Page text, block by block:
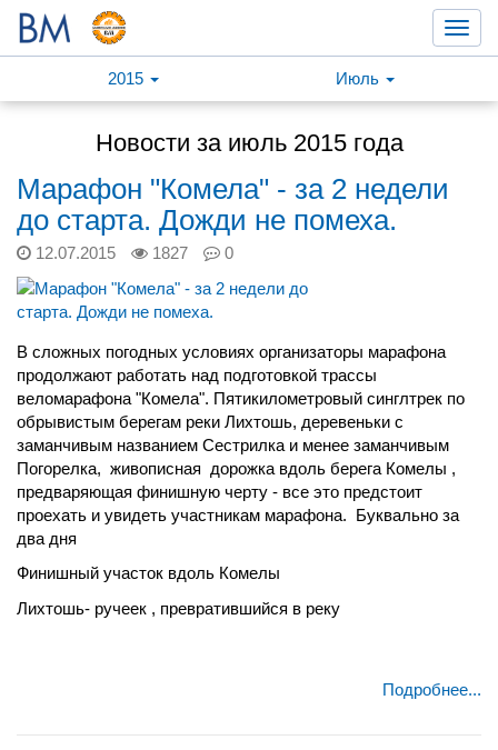
2015
Июль
Новости за июль 2015 года
Марафон "Комела" - за 2 недели
до старта. Дожди не помеха.
12.07.2015 1827 0
В сложных погодных условиях организаторы марафона
продолжают работать над подготовкой трассы
веломарафона "Комела". Пятикилометровый синглтрек по
обрывистым берегам реки Лихтошь, деревеньки с
заманчивым названием Сестрилка и менее заманчивым
Погорелка, живописная дорожка вдоль берега Комелы ,
предваряющая финишную черту - все это предстоит
проехать и увидеть участникам марафона. Буквально за
два дня
Финишный участок вдоль Комелы
Лихтошь- ручеек , превратившийся в реку
Подробнее...